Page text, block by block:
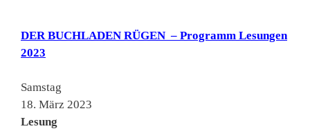
DER BUCHLADEN RÜGEN – Programm Lesungen
2023
Samstag
18. März 2023
Lesung